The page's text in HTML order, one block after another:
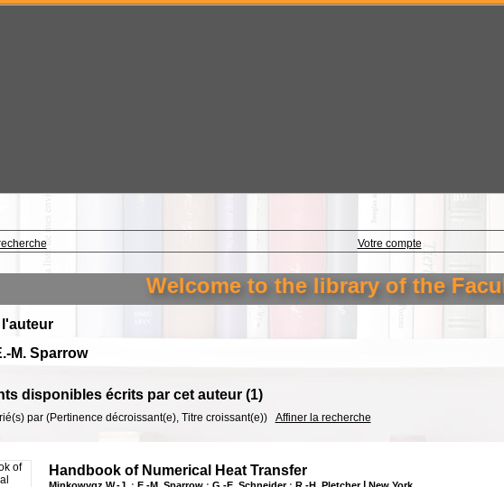
Votre compte
Welcome to the library of the
l'auteur
M. Sparrow
disponibles écrits par cet auteur (1)
par (Pertinence décroissant(e), Titre croissant(e)) Affiner la recherche
Handbook of Numerical Heat Transfer